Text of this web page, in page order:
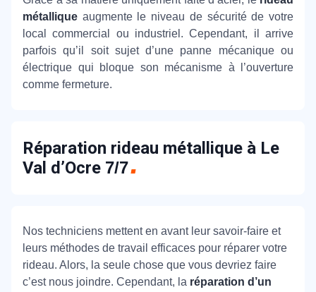
métallique augmente le niveau de sécurité de votre
local commercial ou industriel. Cependant, il arrive
parfois qu’il soit sujet d’une panne mécanique ou
électrique qui bloque son mécanisme à l’ouverture
comme fermeture.
Réparation rideau métallique à Le
Val d’Ocre 7/7
Nos techniciens mettent en avant leur savoir-faire et
leurs méthodes de travail efficaces pour réparer votre
rideau. Alors, la seule chose que vous devriez faire
c’est nous joindre. Cependant, la réparation d’un